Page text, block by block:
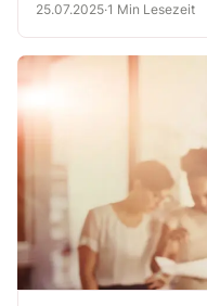
25.07.2025·1 Min Lesezeit